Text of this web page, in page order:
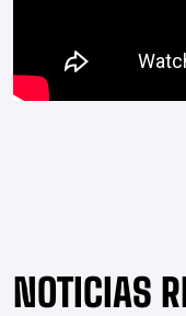
NOTICIAS